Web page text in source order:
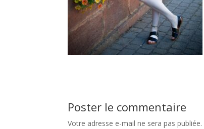
Poster le commentaire
Votre adresse e-mail ne sera pas publiée.